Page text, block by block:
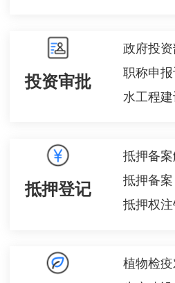
投资审批
职称申
抵押登记
抵押备
抵押备案
抵押权
植物检